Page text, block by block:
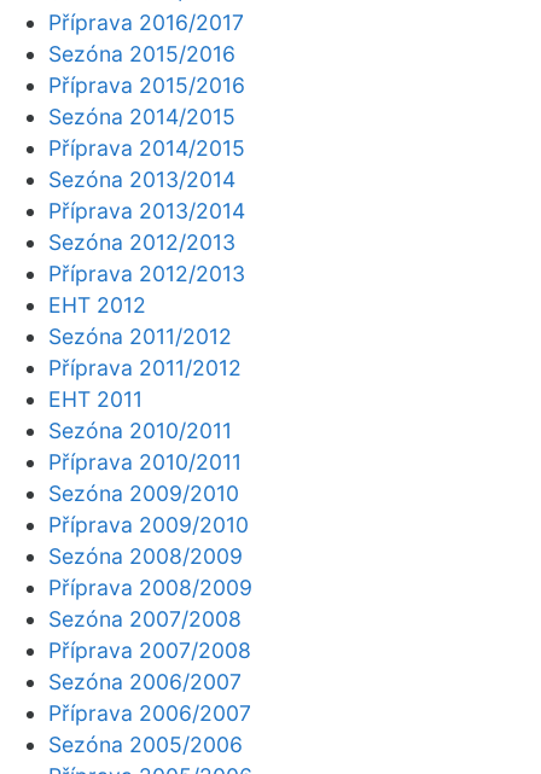
Příprava 2016/2017
Sezóna 2015/2016
Příprava 2015/2016
Sezóna 2014/2015
Příprava 2014/2015
Sezóna 2013/2014
Příprava 2013/2014
Sezóna 2012/2013
Příprava 2012/2013
EHT 2012
Sezóna 2011/2012
Příprava 2011/2012
EHT 2011
Sezóna 2010/2011
Příprava 2010/2011
Sezóna 2009/2010
Příprava 2009/2010
Sezóna 2008/2009
Příprava 2008/2009
Sezóna 2007/2008
Příprava 2007/2008
Sezóna 2006/2007
Příprava 2006/2007
Sezóna 2005/2006